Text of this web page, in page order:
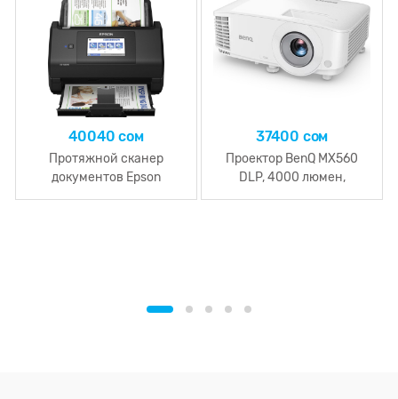
40040 сом
Протяжной сканер
документов Epson
WorkForce ES-580W
37400 сом
Проектор BenQ MX560
DLP, 4000 люмен,
20000:1, XGA 1024x768,
Speaker 10W, RS-232,